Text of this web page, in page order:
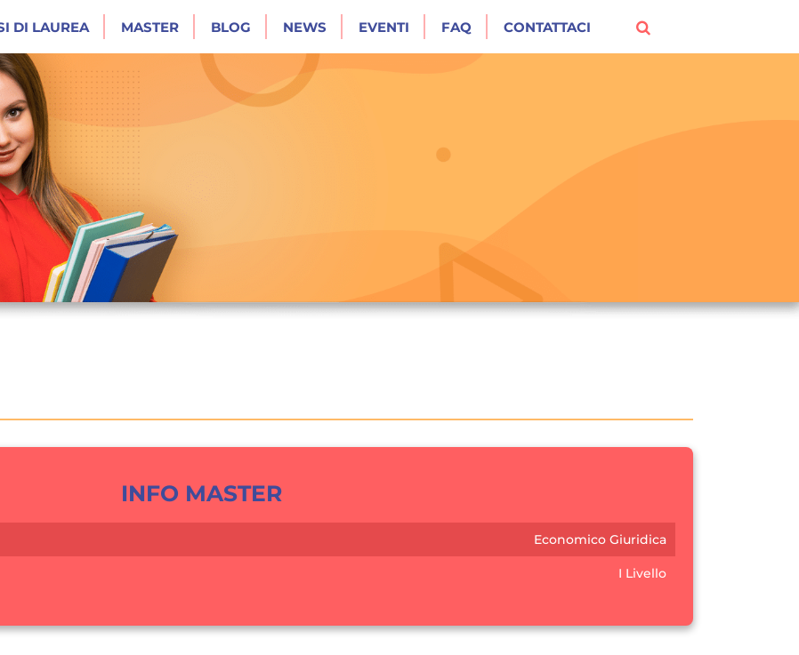
DI LAUREA MASTER BLOG NEWS EVENTI FAQ CONTATTACI
INFO MASTER
Economico Giuridica
I Livello